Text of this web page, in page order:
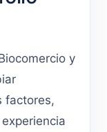
y
factores,